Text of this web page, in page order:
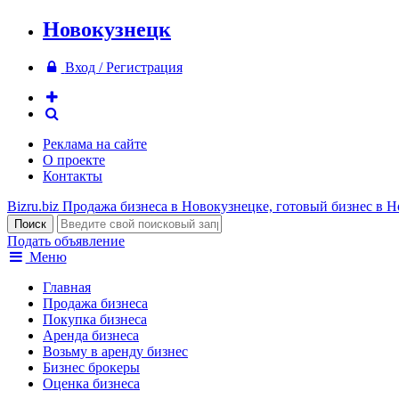
Новокузнецк
Вход / Регистрация
Реклама на сайте
О проекте
Контакты
Bizru.biz Продажа бизнеса в Новокузнецке, готовый бизнес в
Подать объявление
Меню
Главная
Продажа бизнеса
Покупка бизнеса
Аренда бизнеса
Возьму в аренду бизнес
Бизнес брокеры
Оценка бизнеса